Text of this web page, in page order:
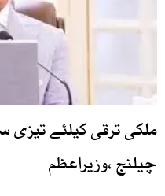
ملکی ترقی کیلئے تیزی
چیلنج ،وزیراعظم